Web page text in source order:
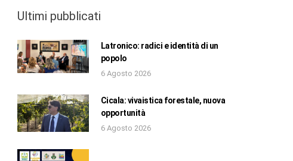
Ultimi pubblicati
Latronico: radici e identità di un
popolo
6 Agosto 2026
Cicala: vivaistica forestale, nuova
opportunità
6 Agosto 2026